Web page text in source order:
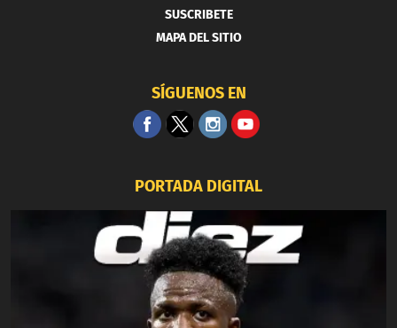
SUSCRIBETE
MAPA DEL SITIO
SÍGUENOS EN
PORTADA DIGITAL